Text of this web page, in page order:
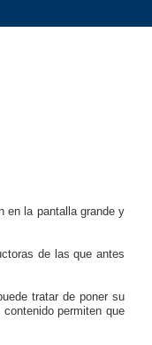
en la pantalla grande y
de las que antes
tratar de poner su
permiten que